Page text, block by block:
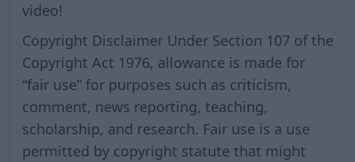
video!
Copyright Disclaimer Under Section 107 of the
Copyright Act 1976, allowance is made for
“fair use” for purposes such as criticism,
comment, news reporting, teaching,
scholarship, and research. Fair use is a use
permitted by copyright statute that might